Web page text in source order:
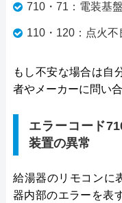
710・71：電装基
110・120：点火不
もし不安な場合は自
者やメーカーに問い
エラーコード
装置の異常
給湯器のリモコンに
器内部のエラーを表